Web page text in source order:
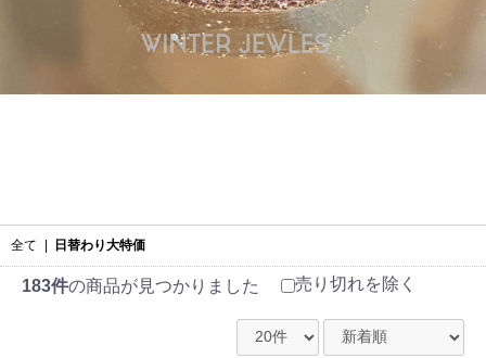
全て | 日替わり大特価
183件の商品が見つかりました 売り切れを除く